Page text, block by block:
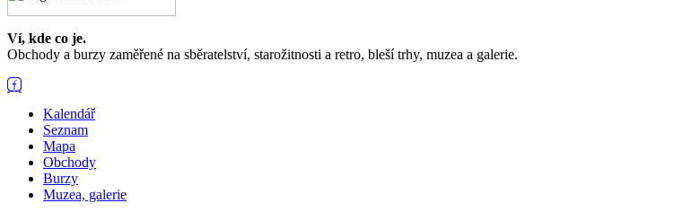
Ví, kde co je.
Obchody a burzy zaměřené na sběratelství, starožitnosti a retro, bleší trhy, muzea a galerie.
Kalendář
Seznam
Mapa
Obchody
Burzy
Muzea, galerie